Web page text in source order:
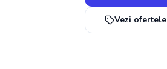
Vezi ofertele